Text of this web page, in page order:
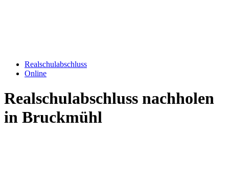
Realschulabschluss
Online
Realschulabschluss nachholen
in Bruckmühl